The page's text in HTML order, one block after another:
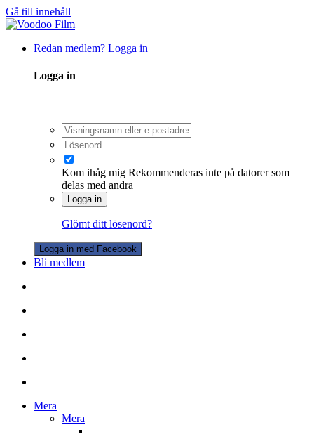
Gå till innehåll
Redan medlem? Logga in
Logga in
Kom ihåg mig Rekommenderas inte på datorer som
delas med andra
Logga in
Glömt ditt lösenord?
Logga in med Facebook
Bli medlem
Mera
Mera